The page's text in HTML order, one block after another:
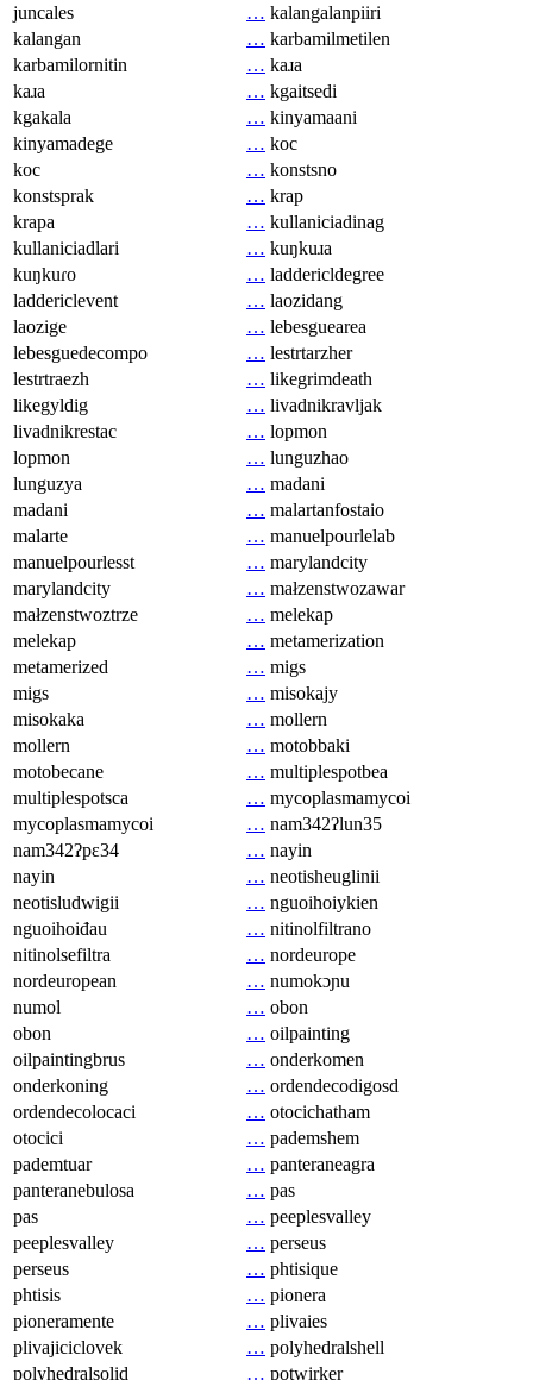
juncales
… kalangalanpiiri
kalangan
… karbamilmetilen
karbamilornitin
… kaɹa
kaɹa
… kgaitsedi
kgakala
… kinyamaani
kinyamadege
… koc
koc
… konstsno
konstsprak
… krap
krapa
… kullaniciadinag
kullaniciadlari
… kuŋkuɹa
kuŋkuɾo
… laddericldegree
laddericlevent
… laozidang
laozige
… lebesguearea
lebesguedecompo
… lestrtarzher
lestrtraezh
… likegrimdeath
likegyldig
… livadnikravljak
livadnikrestac
… lopmon
lopmon
… lunguzhao
lunguzya
… madani
madani
… malartanfostaio
malarte
… manuelpourlelab
manuelpourlesst
… marylandcity
marylandcity
… małzenstwozawar
małzenstwoztrze
… melekap
melekap
… metamerization
metamerized
… migs
migs
… misokajy
misokaka
… mollern
mollern
… motobbaki
motobecane
… multiplespotbea
multiplespotsca
… mycoplasmamycoi
mycoplasmamycoi
… nam342ʔlun35
nam342ʔpɛ34
… nayin
nayin
… neotisheuglinii
neotisludwigii
… nguoihoiykien
nguoihoiđau
… nitinolfiltrano
nitinolsefiltra
… nordeurope
nordeuropean
… numokɔɲu
numol
… obon
obon
… oilpainting
oilpaintingbrus
… onderkomen
onderkoning
… ordendecodigosd
ordendecolocaci
… otocichatham
otocici
… pademshem
pademtuar
… panteraneagra
panteranebulosa
… pas
pas
… peeplesvalley
peeplesvalley
… perseus
perseus
… phtisique
phtisis
… pionera
pioneramente
… plivaies
plivajiciclovek
… polyhedralshell
polyhedralsolid
… potwirker